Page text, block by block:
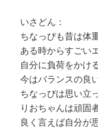
いさどん：
ちなっぴも昔は体
ある時からすごい
自分に負荷をかけ
今はバランスの良
ちなっぴは思い立
りおちゃんは頑固
良く言えば自分が